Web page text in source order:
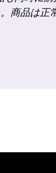
商品は正